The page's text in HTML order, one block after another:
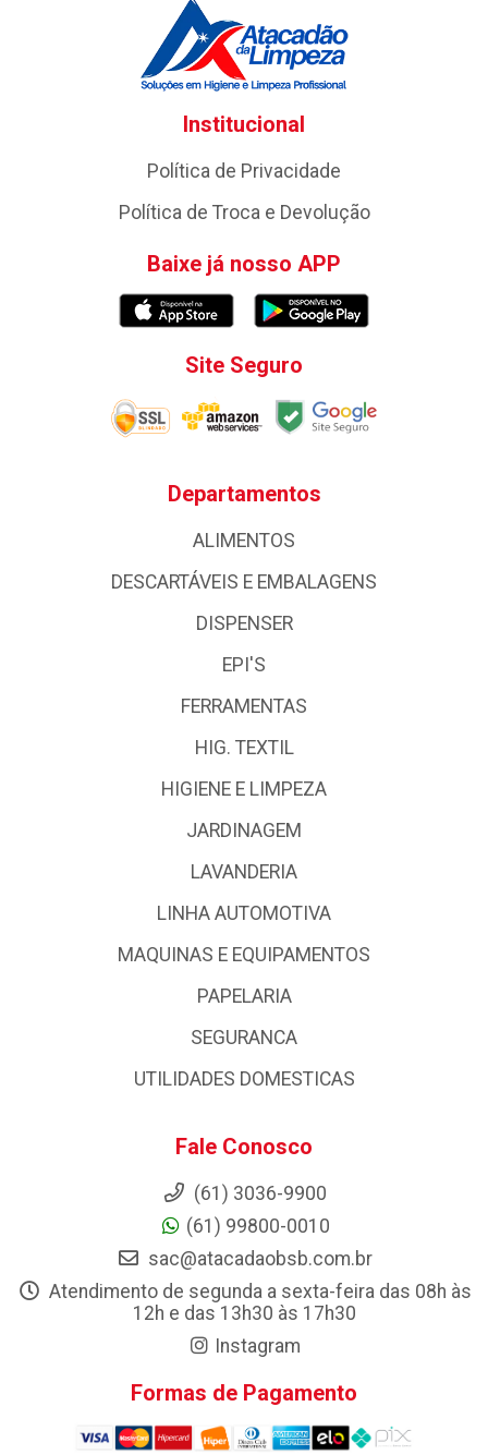
Institucional
Política de Privacidade
Política de Troca e Devolução
Baixe já nosso APP
Site Seguro
Departamentos
ALIMENTOS
DESCARTÁVEIS E EMBALAGENS
DISPENSER
EPI'S
FERRAMENTAS
HIG. TEXTIL
HIGIENE E LIMPEZA
JARDINAGEM
LAVANDERIA
LINHA AUTOMOTIVA
MAQUINAS E EQUIPAMENTOS
PAPELARIA
SEGURANCA
UTILIDADES DOMESTICAS
Fale Conosco
(61) 3036-9900
(61) 99800-0010
sac@atacadaobsb.com.br
Atendimento de segunda a sexta-feira das 08h às
12h e das 13h30 às 17h30
Instagram
Formas de Pagamento